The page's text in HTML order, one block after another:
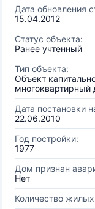
Дата обновления
15.04.2012
Статус объекта:
Ранее учтенный
Тип объекта:
Объект
многоквартирный
Дата постановки
22.06.2010
Год постройки:
1977
Дом признан
Нет
Количество